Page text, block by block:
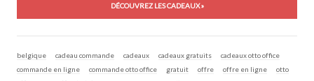
DÉCOUVREZ LES CADEAUX »
belgique cadeau commande cadeaux cadeaux gratuits
cadeaux otto office
commande en ligne
commande otto office gratuit offre offre en ligne
otto